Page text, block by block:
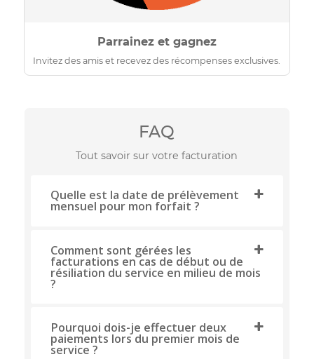
FAQ
Tout savoir sur votre facturation